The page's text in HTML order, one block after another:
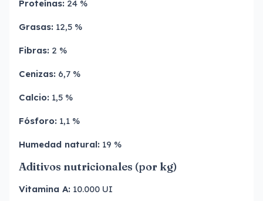
Proteínas: 24 %
Grasas: 12,5 %
Fibras: 2 %
Cenizas: 6,7 %
Calcio: 1,5 %
Fósforo: 1,1 %
Humedad natural: 19 %
Aditivos nutricionales (por kg)
Vitamina A: 10.000 UI